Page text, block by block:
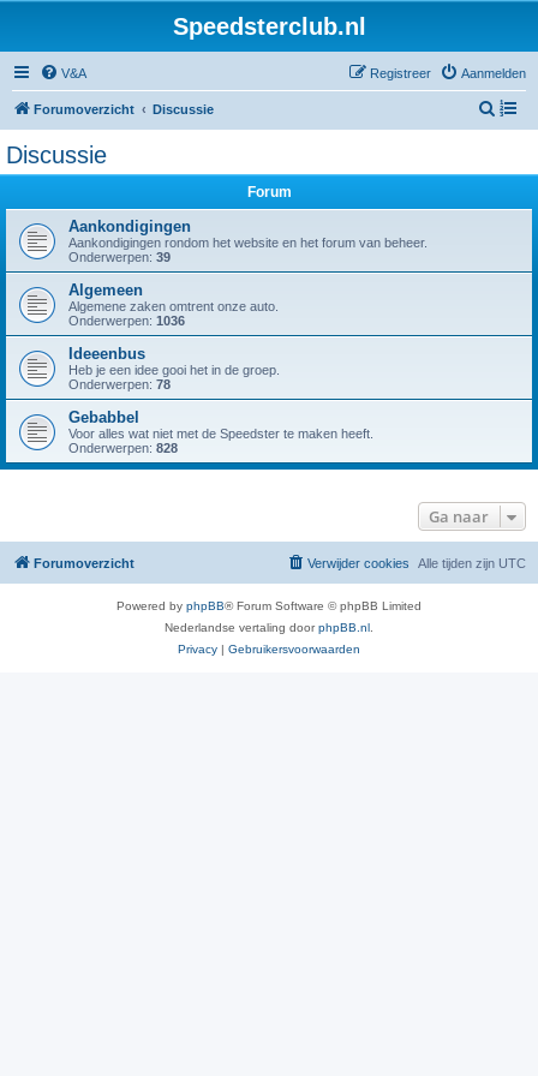
Speedsterclub.nl
V&A Aanmelden
Registreer
Forumoverzicht Discussie
Z
Discussie
Forum
Aankondigingen
Aankondigingen rondom het website en het forum van beheer.
Onderwerpen: 39
Algemeen
Algemene zaken omtrent onze auto.
Onderwerpen: 1036
Ideeenbus
Heb je een idee gooi het in de groep.
Onderwerpen: 78
Gebabbel
Voor alles wat niet met de Speedster te maken heeft.
Onderwerpen: 828
Ga naar
Forumoverzicht Alle tijden zijn UTC
Verwijder cookies
Powered by phpBB® Forum Software © phpBB Limited
Nederlandse vertaling doorphpBB.nl
Privacy | Gebruikersvoorwaarden